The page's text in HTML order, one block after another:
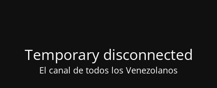
Temporary disconnected
El canal de todos los Venezolanos